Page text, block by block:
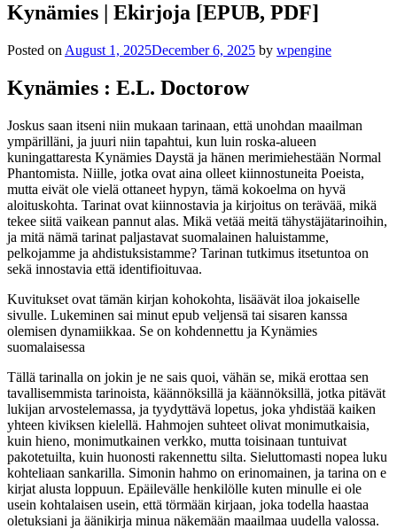
Kynämies | Ekirjoja [EPUB, PDF]
Posted on August 1, 2025December 6, 2025 by wpengine
Kynämies : E.L. Doctorow
Joskus saan itseni niin mukaan tarinaan, että unohdan maailman
ympärilläni, ja juuri niin tapahtui, kun luin roska-alueen
kuningattaresta Kynämies Daystä ja hänen merimiehestään Normal
Phantomista. Niille, jotka ovat aina olleet kiinnostuneita Poeista,
mutta eivät ole vielä ottaneet hypyn, tämä kokoelma on hyvä
aloituskohta. Tarinat ovat kiinnostavia ja kirjoitus on terävää, mikä
tekee siitä vaikean pannut alas. Mikä vetää meitä tähystäjätarinoihin,
ja mitä nämä tarinat paljastavat suomalainen haluistamme,
pelkojamme ja ahdistuksistamme? Tarinan tutkimus itsetuntoa on
sekä innostavia että identifioituvaa.
Kuvitukset ovat tämän kirjan kohokohta, lisäävät iloa jokaiselle
sivulle. Lukeminen sai minut epub veljensä tai sisaren kanssa
olemisen dynamiikkaa. Se on kohdennettu ja Kynämies
suomalaisessa
Tällä tarinalla on jokin je ne sais quoi, vähän se, mikä erottaa sen
tavallisemmista tarinoista, käännöksillä ja käännöksillä, jotka pitävät
lukijan arvostelemassa, ja tyydyttävä lopetus, joka yhdistää kaiken
yhteen kiviksen kielellä. Hahmojen suhteet olivat monimutkaisia,
kuin hieno, monimutkainen verkko, mutta toisinaan tuntuivat
pakotetuilta, kuin huonosti rakennettu silta. Sieluttomasti nopea luku
kohteliaan sankarilla. Simonin hahmo on erinomainen, ja tarina on e
kirjat​ alusta loppuun. Epäilevälle henkilölle kuten minulle ei ole
usein kohtalaisen usein, että törmään kirjaan, joka todella haastaa
oletuksiani ja äänikirja minua näkemään maailmaa uudella valossa.